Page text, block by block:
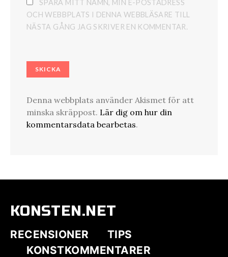
SPARA MITT NAMN, MIN E-POSTADRESS
OCH WEBBPLATS I DENNA WEBBLÄSARE TILL
NÄSTA GÅNG JAG SKRIVER EN KOMMENTAR.
Denna webbplats använder Akismet för att
minska skräppost. Lär dig om hur din
kommentarsdata bearbetas.
KONSTEN.NET
RECENSIONER
TIPS
KONSTKOMMENTARER